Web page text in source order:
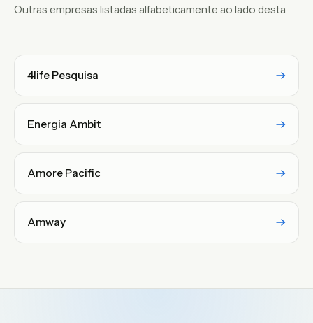
Outras empresas listadas alfabeticamente ao lado desta.
4life Pesquisa
Energia Ambit
Amore Pacific
Amway